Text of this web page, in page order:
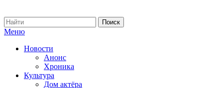
Меню
Новости
Анонс
Хроника
Культура
Дом актёра